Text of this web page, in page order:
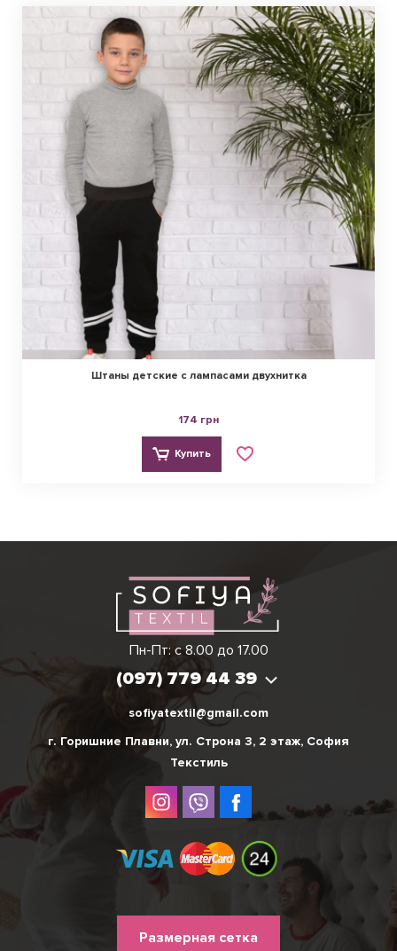
Штаны детские с лампасами двухнитка
174 грн
Купить
Пн-Пт: с 8.00 до 17.00
(097) 779 44 39
Виктория
(097) 779 44 39
sofiyatextil@gmail.com
г. Горишние Плавни, ул. Строна 3, 2 этаж, София
Текстиль
Размерная сетка